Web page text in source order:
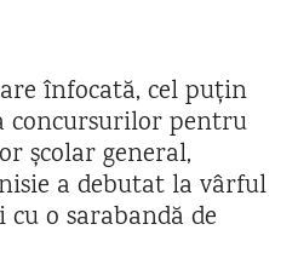
înfocată, cel puțin
concursurilor pentru
școlar general,
a debutat la vârful
o sarabandă de